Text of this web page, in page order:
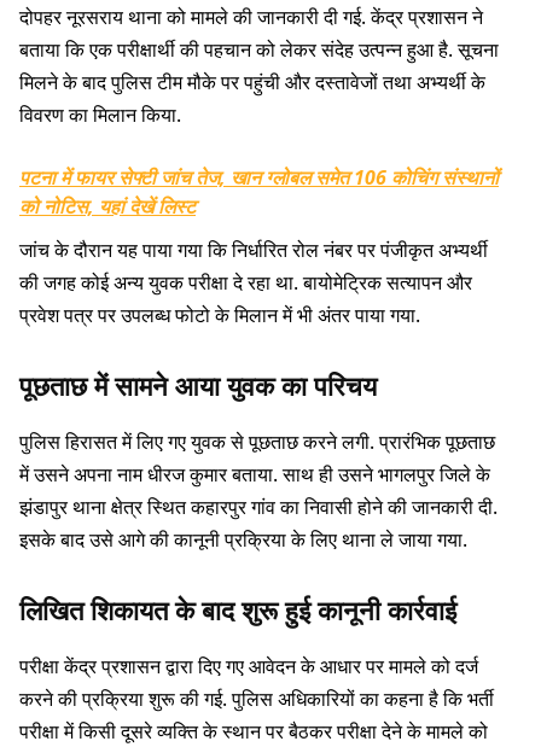
दोपहर नूरसराय थाना को मामले की जानकारी दी गई. केंद्र प्रशासन ने
बताया कि एक परीक्षार्थी की पहचान को लेकर संदेह उत्पन्न हुआ है. सूचना
मिलने के बाद पुलिस टीम मौके पर पहुंची और दस्तावेजों तथा अभ्यर्थी के
विवरण का मिलान किया.
पटना में फायर सेफ्टी जांच तेज, खान ग्लोबल समेत 106 कोचिंग संस्थानों
को नोटिस, यहां देखें लिस्ट
जांच के दौरान यह पाया गया कि निर्धारित रोल नंबर पर पंजीकृत अभ्यर्थी
की जगह कोई अन्य युवक परीक्षा दे रहा था. बायोमेट्रिक सत्यापन और
प्रवेश पत्र पर उपलब्ध फोटो के मिलान में भी अंतर पाया गया.
पूछताछ में सामने आया युवक का परिचय
पुलिस हिरासत में लिए गए युवक से पूछताछ करने लगी. प्रारंभिक पूछताछ
में उसने अपना नाम धीरज कुमार बताया. साथ ही उसने भागलपुर जिले के
झंडापुर थाना क्षेत्र स्थित कहारपुर गांव का निवासी होने की जानकारी दी.
इसके बाद उसे आगे की कानूनी प्रक्रिया के लिए थाना ले जाया गया.
लिखित शिकायत के बाद शुरू हुई कानूनी कार्रवाई
परीक्षा केंद्र प्रशासन द्वारा दिए गए आवेदन के आधार पर मामले को दर्ज
करने की प्रक्रिया शुरू की गई. पुलिस अधिकारियों का कहना है कि भर्ती
परीक्षा में किसी दूसरे व्यक्ति के स्थान पर बैठकर परीक्षा देने के मामले को